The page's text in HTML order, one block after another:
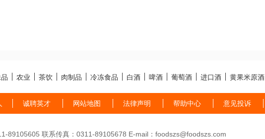
农业 茶饮 肉制品 冷冻食品 白酒 啤酒 葡萄酒 进口酒 黄果米原酒
诚聘英才 网站地图 法律声明 帮助中心 意见投诉
89105605 联系传真：0311-89105678 E-mail：foodszs@foodszs.com